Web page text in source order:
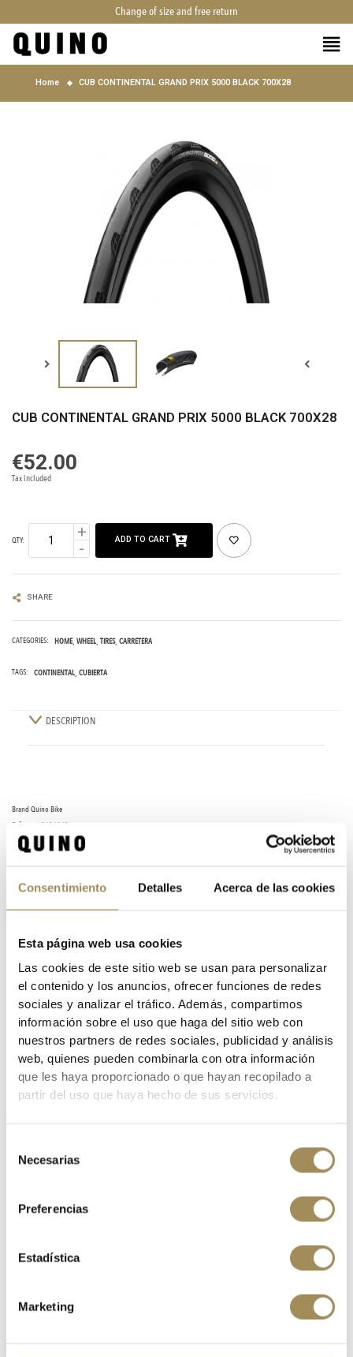
Consentimiento Detalles Acerca de las cookies
Esta página web usa cookies
Las cookies de este sitio web se usan para personalizar
el contenido y los anuncios, ofrecer funciones de redes
sociales y analizar el tráfico. Además, compartimos
información sobre el uso que haga del sitio web con
nuestros partners de redes sociales, publicidad y análisis
web, quienes pueden combinarla con otra información
que les haya proporcionado o que hayan recopilado a
partir del uso que haya hecho de sus servicios.
Necesarias
Preferencias
Estadística
Marketing
Change of size and free return
Home CUB CONTINENTAL GRAND PRIX 5000 BLACK 700X28
CUB CONTINENTAL GRAND PRIX 5000 BLACK 700X28
€52.00
Tax included
QTY: ADD TO CART
SHARE
CATEGORIES: HOME WHEEL TIRES CARRETERA
TAGS: CONTINENTAL CUBIERTA
DESCRIPTION
Brand Quino Bike
Reference
0606142
In stock
TIPO DE PRODUCTO Cubiertas
Customers who bought this product also bought: